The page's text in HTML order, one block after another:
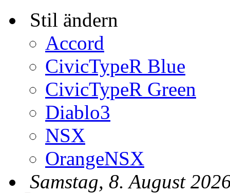
Stil ändern
Accord
CivicTypeR Blue
CivicTypeR Green
Diablo3
NSX
OrangeNSX
Samstag, 8. August